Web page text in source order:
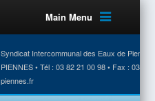
Main Menu
Syndicat Intercommunal des Eaux de
PIENNES • Tél : 03 82 21 00 98 • Fax : 03
piennes.fr